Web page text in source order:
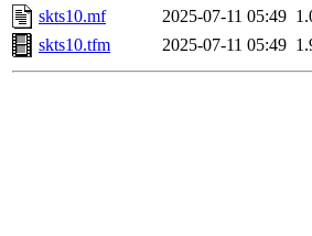
skts10.mf
2025-07-11 05:49
skts10.tfm
2025-07-11 05:49